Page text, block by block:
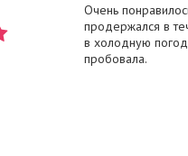
Очень
продержался в
в холодную
пробовала.